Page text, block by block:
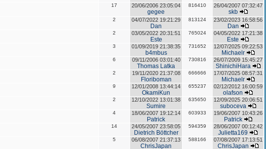
17 20/06/2006 23:05:04
gegee
816410 26/04/2007 07:32:47
skb
2 04/07/2022 19:21:29
Dan
813124 23/02/2023 16:58:56
Dan
2 03/05/2022 20:31:51
Este
765024 04/05/2022 17:21:38
Este
3 01/09/2019 21:38:35
b4mbus
731652 12/07/2025 09:22:53
Michaelr
6 09/11/2006 03:01:40
Thomas Latka
730816 26/07/2009 15:45:27
ShinichiHara
2 19/11/2020 21:37:08
Floriboman
666666 17/07/2025 08:57:31
Michaelr
9 12/01/2008 13:44:14
OkamiKun
655237 02/12/2012 16:00:59
olafson
2 12/10/2022 13:01:38
Sumire
635650 12/09/2025 20:06:51
suboceva
4 18/06/2007 19:12:14
Patrick
603933 19/06/2007 10:43:26
Patrick
14 24/05/2007 23:58:05
Dietrich Böttcher
594359 28/06/2007 00:12:42
Julietta169
5 06/08/2007 21:37:13
ChrisJapan
588166 07/08/2007 17:13:51
ChrisJapan